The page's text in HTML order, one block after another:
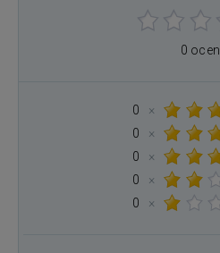
0 ocen
0
×
0
×
0
×
0
×
0
×